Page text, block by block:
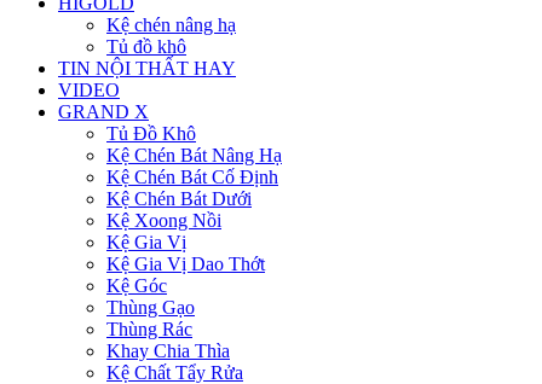
Kệ chén nâng hạ
Tủ đồ khô
TIN NỘI THẤT HAY
VIDEO
GRAND X
Tủ Đồ Khô
Kệ Chén Bát Nâng Hạ
Kệ Chén Bát Cố Định
Kệ Chén Bát Dưới
Kệ Xoong Nồi
Kệ Gia Vị
Kệ Gia Vị Dao Thớt
Kệ Góc
Thùng Gạo
Thùng Rác
Khay Chia Thìa
Kệ Chất Tẩy Rửa